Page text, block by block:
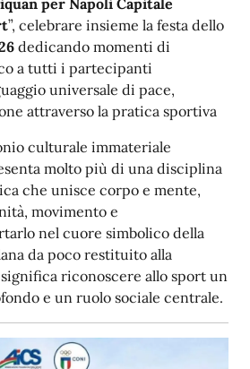
”, celebrare insieme la festa dello
dedicando momenti di
a tutti i partecipanti
universale di pace,
attraverso la pratica sportiva
culturale immateriale
molto più di una disciplina
che unisce corpo e mente,
movimento e
nel cuore simbolico della
da poco restituito alla
riconoscere allo sport un
e un ruolo sociale centrale.